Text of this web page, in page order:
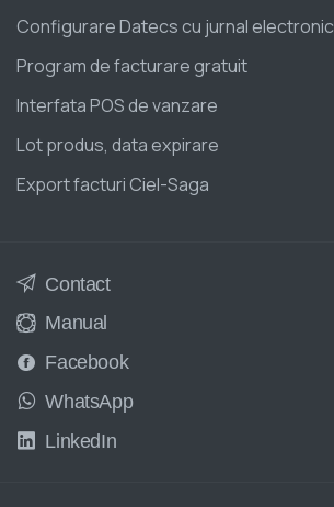
Configurare Datecs cu jurnal electronic
Program de facturare gratuit
Interfata POS de vanzare
Lot produs, data expirare
Export facturi Ciel-Saga
Contact
Manual
Facebook
WhatsApp
LinkedIn